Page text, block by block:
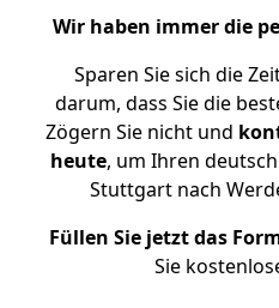
Wir haben immer die
Sparen Sie sich die
darum, dass Sie die
Zögern Sie nicht und
heute, um Ihren
Stuttgart nach
Füllen Sie jetzt das
Sie